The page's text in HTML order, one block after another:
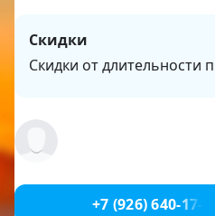
Скидки
Скидки от длительности
+7 (926) 640-17-29